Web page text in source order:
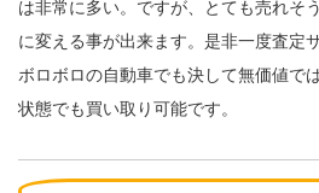
は非常に多い。ですが、とても売れそ
に変える事が出来ます。是非一度査定
ボロボロの自動車でも決して無価値で
状態でも買い取り可能です。